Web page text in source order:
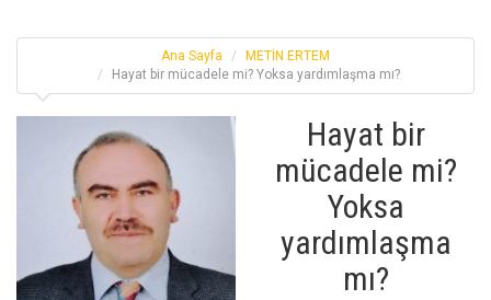
Ana Sayfa
METİN ERTEM
Hayat bir mücadele mi? Yoksa yardımlaşma mı?
Hayat bir
mücadele mi?
Yoksa
yardımlaşma
mı?